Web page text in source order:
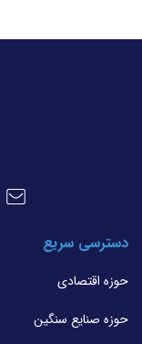
دسترسی سریع
حوزه اقتصادی
حوزه صنایع سنگین